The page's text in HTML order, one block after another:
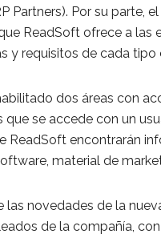
Partners). Por su parte,
ReadSoft ofrece a las
y requisitos de cada tipo
dos áreas con
se accede con un
ReadSoft encontrarán
material de
las novedades de la
de la compañía,